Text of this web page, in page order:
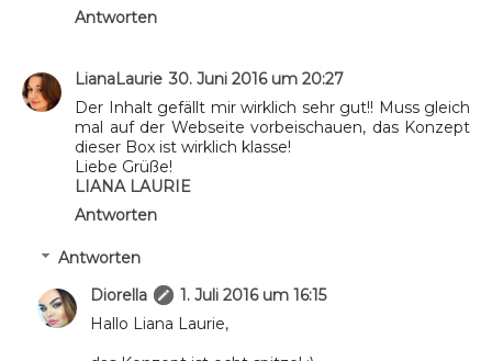
Antworten
LianaLaurie 30. Juni 2016 um 20:27
Der Inhalt gefällt mir wirklich sehr gut!! Muss gleich
mal auf der Webseite vorbeischauen, das Konzept
dieser Box ist wirklich klasse!
Liebe Grüße!
LIANA LAURIE
Antworten
Antworten
Diorella
1. Juli 2016 um 16:15
Hallo Liana Laurie,